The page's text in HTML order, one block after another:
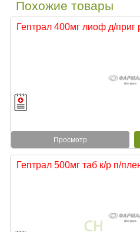
Похожие товары
Гептрал 400мг лиоф д/приг
Просмотр
Гептрал 500мг таб к/р п/плен